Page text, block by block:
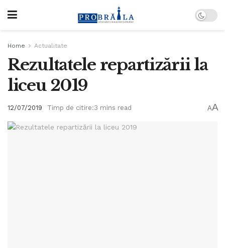
Home Actualitate
Rezultatele repartizării la
liceu 2019
12/07/2019 Timp de citire:3 mins read AA